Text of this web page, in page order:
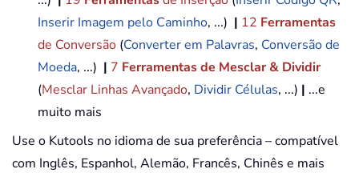
Inserir Imagem pelo Caminho, ...) | 12 Ferramentas
de Conversão (Converter em Palavras, Conversão de
Moeda, ...) | 7 Ferramentas de Mesclar & Dividir
(Mesclar Linhas Avançado, Dividir Células, ...) | ...e
muito mais
Use o Kutools no idioma de sua preferência – compatível
com Inglês, Espanhol, Alemão, Francês, Chinês e mais